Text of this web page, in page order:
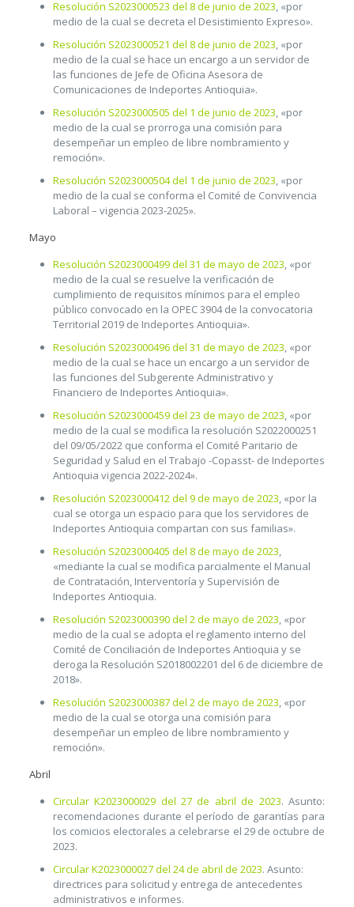
Resolución S2023000523 del 8 de junio de 2023, «por
medio de la cual se decreta el Desistimiento Expreso».
Resolución S2023000521 del 8 de junio de 2023, «por
medio de la cual se hace un encargo a un servidor de
las funciones de Jefe de Oficina Asesora de
Comunicaciones de Indeportes Antioquia».
Resolución S2023000505 del 1 de junio de 2023, «por
medio de la cual se prorroga una comisión para
desempeñar un empleo de libre nombramiento y
remoción».
Resolución S2023000504 del 1 de junio de 2023, «por
medio de la cual se conforma el Comité de Convivencia
Laboral – vigencia 2023-2025».
Mayo
Resolución S2023000499 del 31 de mayo de 2023, «por
medio de la cual se resuelve la verificación de
cumplimiento de requisitos mínimos para el empleo
público convocado en la OPEC 3904 de la convocatoria
Territorial 2019 de Indeportes Antioquia».
Resolución S2023000496 del 31 de mayo de 2023, «por
medio de la cual se hace un encargo a un servidor de
las funciones del Subgerente Administrativo y
Financiero de Indeportes Antioquia».
Resolución S2023000459 del 23 de mayo de 2023, «por
medio de la cual se modifica la resolución S2022000251
del 09/05/2022 que conforma el Comité Paritario de
Seguridad y Salud en el Trabajo -Copasst- de Indeportes
Antioquia vigencia 2022-2024».
Resolución S2023000412 del 9 de mayo de 2023, «por la
cual se otorga un espacio para que los servidores de
Indeportes Antioquia compartan con sus familias».
Resolución S2023000405 del 8 de mayo de 2023,
«mediante la cual se modifica parcialmente el Manual
de Contratación, Interventoría y Supervisión de
Indeportes Antioquia.
Resolución S2023000390 del 2 de mayo de 2023, «por
medio de la cual se adopta el reglamento interno del
Comité de Conciliación de Indeportes Antioquia y se
deroga la Resolución S2018002201 del 6 de diciembre de
2018».
Resolución S2023000387 del 2 de mayo de 2023, «por
medio de la cual se otorga una comisión para
desempeñar un empleo de libre nombramiento y
remoción».
Abril
Circular K2023000029 del 27 de abril de 2023. Asunto:
recomendaciones durante el período de garantías para
los comicios electorales a celebrarse el 29 de octubre de
2023.
Circular K2023000027 del 24 de abril de 2023. Asunto:
directrices para solicitud y entrega de antecedentes
administrativos e informes.